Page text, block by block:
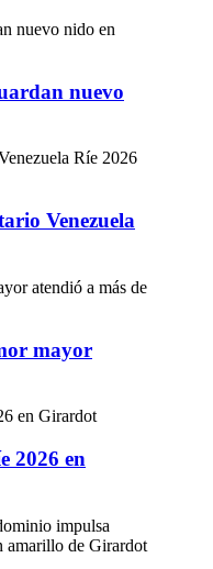
nuevo
Venezuela
mayor
2026 en